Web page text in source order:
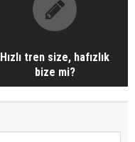
Hızlı tren size, hafızlık
bize mi?